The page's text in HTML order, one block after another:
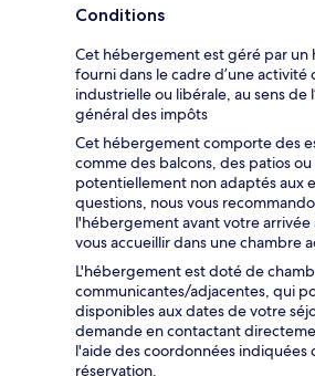
Conditions
Cet hébergement est géré par un
fourni dans le cadre d’une activité
industrielle ou libérale, au sens de
général des impôts
Cet hébergement comporte des
comme des balcons, des patios
potentiellement non adaptés aux
questions, nous vous
l'hébergement avant votre arrivée
vous accueillir dans une chambre
L'hébergement est doté de
communicantes/adjacentes, qui
disponibles aux dates de votre
demande en contactant
l'aide des coordonnées indiquées
réservation.